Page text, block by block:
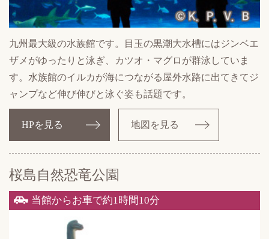
九州最大級の水族館です。目玉の黒潮大水槽にはジンベエ
ザメがゆったりと泳ぎ、カツオ・マグロが群泳していま
す。水族館のイルカが海につながる屋外水路に出てきてジ
ャンプなど伸び伸びと泳ぐ姿も話題です。
HPを見る 地図を見る
桜島自然恐竜公園
当館からお車で約1時間10分